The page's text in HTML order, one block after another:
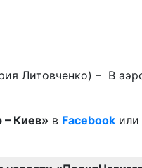
Литовченко) – В
– Киев» в Facebook или